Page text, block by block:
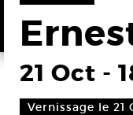
21 Oct -
Vernissage le 21